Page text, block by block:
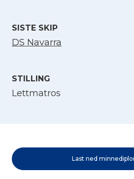
SISTE SKIP
DS Navarra
STILLING
Lettmatros
Last ned
Velg språk